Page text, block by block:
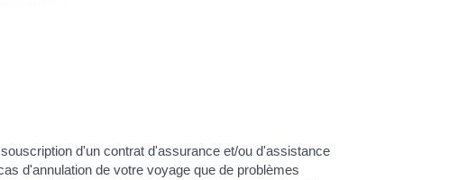
d'un contrat d'assurance et/ou d'assistance
d'annulation de votre voyage que de problèmes